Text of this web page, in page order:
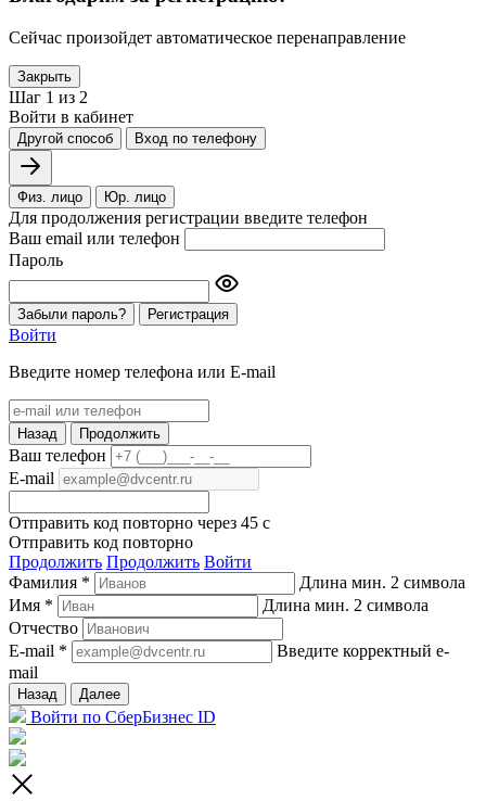
Сейчас произойдет автоматическое перенаправление
Закрыть
Шаг 1 из 2
Войти в кабинет
Другой способ Вход по телефону
Физ. лицо Юр. лицо
Для продолжения регистрации введите телефон
Ваш email или телефон
Пароль
Забыли пароль? Регистрация
Войти
Введите номер телефона или E-mail
Назад Продолжить
Ваш телефон
E-mail
Отправить код повторно через 45 c
Отправить код повторно
Продолжить Продолжить Войти
Фамилия *
Длина мин. 2 символа
Имя *
Длина мин. 2 символа
Отчество
E-mail *
Введите корректный e-
mail
Назад Далее
Войти по СберБизнес ID